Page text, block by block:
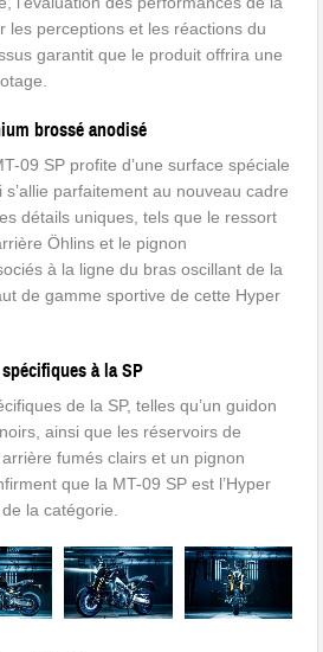
les perceptions et les réactions du
garantit que le produit offrira une
brossé anodisé
09 SP profite d’une surface spéciale
parfaitement au nouveau cadre
détails uniques, tels que le ressort
Öhlins et le pignon
à la ligne du bras oscillant de la
de gamme sportive de cette Hyper
à la SP
de la SP, telles qu’un guidon
ainsi que les réservoirs de
fumés clairs et un pignon
que la MT-09 SP est l’Hyper
la catégorie.